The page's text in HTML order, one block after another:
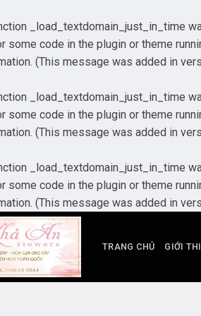
_load_textdomain_just_in_time
some code in the plugin or theme
(This message was added in
_load_textdomain_just_in_time
some code in the plugin or theme
(This message was added in
_load_textdomain_just_in_time
some code in the plugin or theme
(This message was added in
TRANG CHỦ GIỚI